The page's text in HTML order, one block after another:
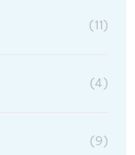
(11)
(4)
(9)